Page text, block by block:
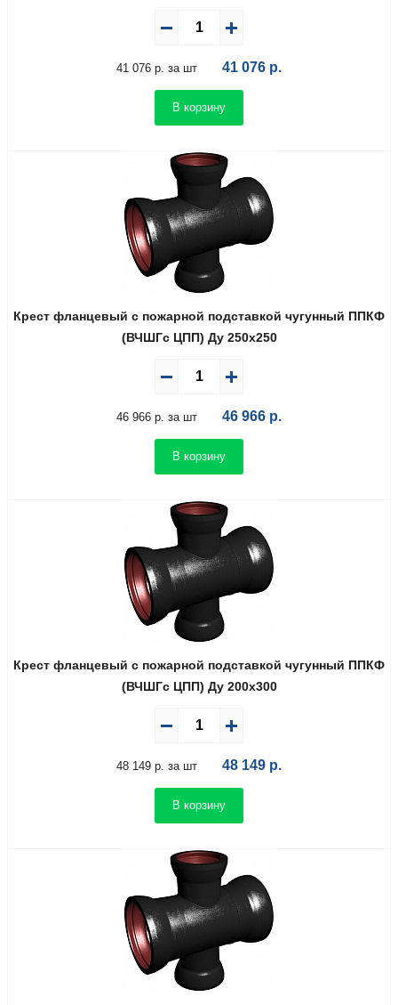
41 076 р. за шт 41 076 р.
В корзину
Крест фланцевый с пожарной подставкой чугунный ППКФ
(ВЧШГс ЦПП) Ду 250х250
46 966 р. за шт 46 966 р.
В корзину
Крест фланцевый с пожарной подставкой чугунный ППКФ
(ВЧШГс ЦПП) Ду 200х300
48 149 р. за шт 48 149 р.
В корзину